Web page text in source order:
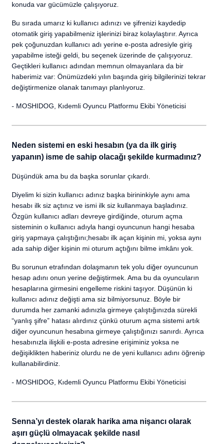
konuda var gücümüzle çalışıyoruz.
Bu sırada umarız ki kullanıcı adınızı ve şifrenizi kaydedip
otomatik giriş yapabilmeniz işlerinizi biraz kolaylaştırır. Ayrıca
pek çoğunuzdan kullanıcı adı yerine e-posta adresiyle giriş
yapabilme isteği geldi, bu seçenek üzerinde de çalışıyoruz.
Geçtikleri kullanıcı adından memnun olmayanlara da bir
haberimiz var: Önümüzdeki yılın başında giriş bilgilerinizi tekrar
değiştirmenize olanak tanımayı planlıyoruz.
- MOSHIDOG, Kıdemli Oyuncu Platformu Ekibi Yöneticisi
Neden sistemi en eski hesabın (ya da ilk giriş
yapanın) isme de sahip olacağı şekilde kurmadınız?
Düşündük ama bu da başka sorunlar çıkardı.
Diyelim ki sizin kullanıcı adınız başka birininkiyle aynı ama
hesabı ilk siz açtınız ve ismi ilk siz kullanmaya başladınız.
Özgün kullanıcı adları devreye girdiğinde, oturum açma
sisteminin o kullanıcı adıyla hangi oyuncunun hangi hesaba
giriş yapmaya çalıştığını;hesabı ilk açan kişinin mi, yoksa aynı
ada sahip diğer kişinin mi oturum açtığını bilme imkânı yok.
Bu sorunun etrafından dolaşmanın tek yolu diğer oyuncunun
hesap adını onun yerine değiştirmek. Ama bu da oyuncuların
hesaplarına girmesini engelleme riskini taşıyor. Düşünün ki
kullanıcı adınız değişti ama siz bilmiyorsunuz. Böyle bir
durumda her zamanki adınızla girmeye çalıştığınızda sürekli
“yanlış şifre” hatası alırdınız çünkü oturum açma sistemi artık
diğer oyuncunun hesabına girmeye çalıştığınızı sanırdı. Ayrıca
hesabınızla ilişkili e-posta adresine erişiminiz yoksa ne
değişiklikten haberiniz olurdu ne de yeni kullanıcı adını öğrenip
kullanabilirdiniz.
- MOSHIDOG, Kıdemli Oyuncu Platformu Ekibi Yöneticisi
Senna’yı destek olarak harika ama nişancı olarak
aşırı güçlü olmayacak şekilde nasıl